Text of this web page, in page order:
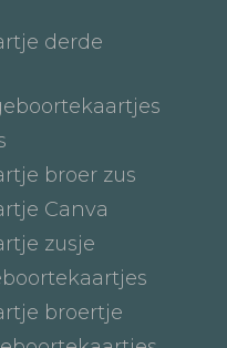
derde
broer zus
Canva
zusje
broertje